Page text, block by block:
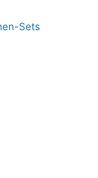
Sets